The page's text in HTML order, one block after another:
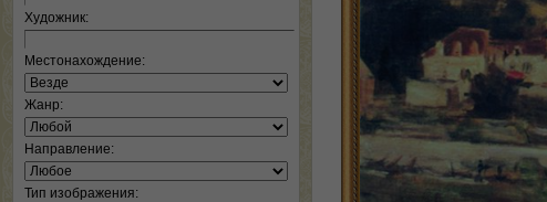
Художник:
Местонахождение:
Жанр:
Направление:
Тип изображения: